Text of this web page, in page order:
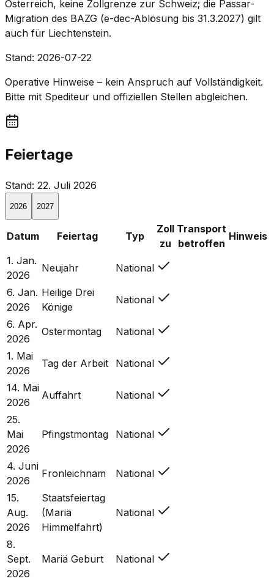
Österreich, keine Zollgrenze zur Schweiz; die Passar-
Migration des BAZG (e-dec-Ablösung bis 31.3.2027) gilt
auch für Liechtenstein.
Stand: 2026-07-22
Operative Hinweise – kein Anspruch auf Vollständigkeit.
Bitte mit Spediteur und offiziellen Stellen abgleichen.
Feiertage
Stand: 22. Juli 2026
2026 2027
Datum Feiertag Typ
Zoll
zu
Transport
betroffen
Hinweis
1. Jan.
2026
Neujahr
National
6. Jan.
2026
Heilige Drei
Könige
National
6. Apr.
2026
Ostermontag
National
1. Mai
2026
Tag der Arbeit
National
14. Mai
2026
Auffahrt
National
25.
Mai
2026
Pfingstmontag National
4. Juni
2026
Fronleichnam
National
15.
Aug.
2026
Staatsfeiertag
(Mariä
Himmelfahrt)
National
8.
Sept.
2026
Mariä Geburt National